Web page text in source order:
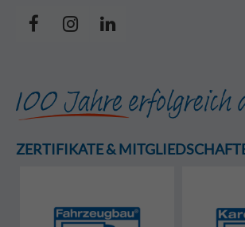
ZERTIFIKATE &